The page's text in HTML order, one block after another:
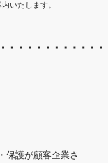
いたします。
保護が顧客企業さ